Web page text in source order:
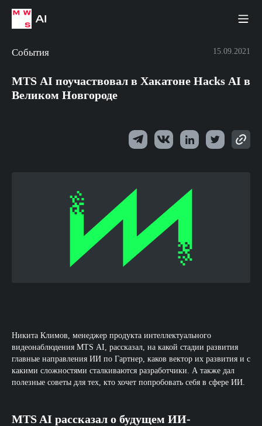
События 15.09.2021
MTS AI поучаствовал в Хакатоне Hacks AI в
Великом Новгороде
Никита Климов, менеджер продукта интеллектуального
видеонаблюдения MTS AI, рассказал, на какой стадии развития
главные направления ИИ по Гартнер, каков вектор их развития и с
какими сложностями сталкиваются разработчики. А также дал
полезные советы для тех, кто хочет попробовать себя в сфере ИИ.
MTS AI рассказал о будущем ИИ-